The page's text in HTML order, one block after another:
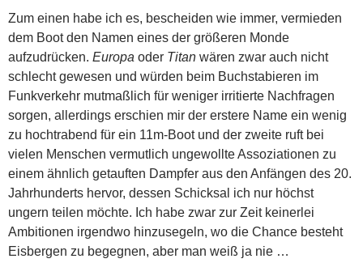
Zum einen habe ich es, bescheiden wie immer, vermieden
dem Boot den Namen eines der größeren Monde
aufzudrücken. Europa oder Titan wären zwar auch nicht
schlecht gewesen und würden beim Buchstabieren im
Funkverkehr mutmaßlich für weniger irritierte Nachfragen
sorgen, allerdings erschien mir der erstere Name ein wenig
zu hochtrabend für ein 11m-Boot und der zweite ruft bei
vielen Menschen vermutlich ungewollte Assoziationen zu
einem ähnlich getauften Dampfer aus den Anfängen des 20.
Jahrhunderts hervor, dessen Schicksal ich nur höchst
ungern teilen möchte. Ich habe zwar zur Zeit keinerlei
Ambitionen irgendwo hinzusegeln, wo die Chance besteht
Eisbergen zu begegnen, aber man weiß ja nie …